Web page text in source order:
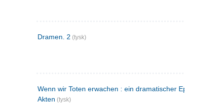
Dramen. 2 (tysk)
Wenn wir Toten erwachen : ein dramatischer Epilog in drei
Akten (tysk)